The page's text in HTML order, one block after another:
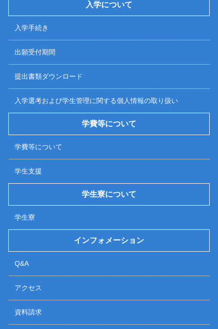
入学について
入学手続き
出願受付期間
提出書類ダウンロード
入学選考および学生管理に関する個人情報の取り扱い
学費等について
学費等について
学生支援
学生寮について
学生寮
インフォメーション
Q&A
アクセス
資料請求